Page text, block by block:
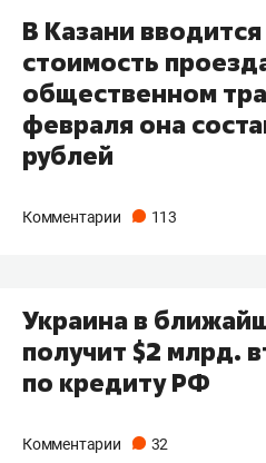
В Казани
стоимость
общественном
февраля она
рублей
Комментарии 113
Украина в
получит $2 млрд.
по кредиту РФ
Комментарии 32